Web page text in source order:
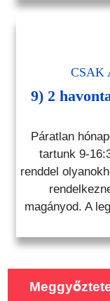
CSAK
9) 2
Páratlan
tartunk 9-
renddel
magányod. A